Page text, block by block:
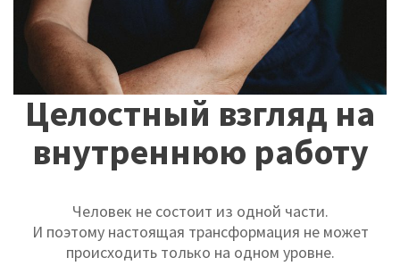
Целостный взгляд на
внутреннюю работу
Человек не состоит из одной части.
И поэтому настоящая трансформация не может
происходить только на одном уровне.